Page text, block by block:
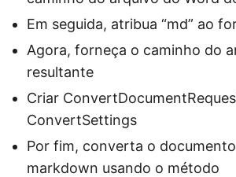
Em seguida, atribua “md” ao
Agora, forneça o caminho do
resultante
Criar
ConvertSettings
Por fim, converta o
markdown usando o método